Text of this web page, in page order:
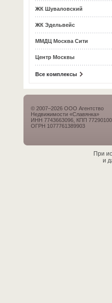
ЖК Шуваловский
ЖК Эдельвейс
ММДЦ Москва Сити
Центр Москвы
Все комплексы
© 2007–2026 ООО Агентство
Недвижимости «Славянка»
ИНН 7743663096, КПП
ОГРН 1077761389903
При
и